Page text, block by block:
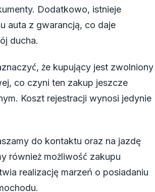
Dodatkowo, istnieje
auta z gwarancją, co daje
ducha.
że kupujący jest zwolniony
co czyni ten zakup jeszcze
Koszt rejestracji wynosi jedynie
do kontaktu oraz na jazdę
również możliwość zakupu
realizację marzeń o posiadaniu